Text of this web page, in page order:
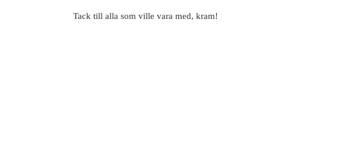
Tack till alla som ville vara med, kram!